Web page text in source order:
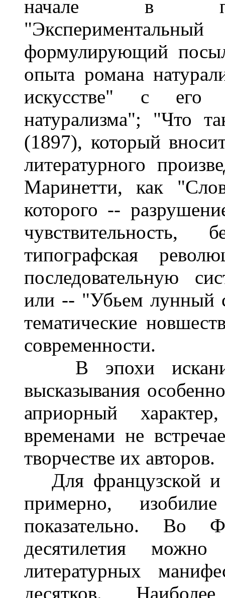
начале в
формулирующий
опыта романа
искусстве" с его
натурализма"; "Что
(1897), который
литературного
Маринетти, как
которого --
чувствительность,
типографская
последовательную
или -- "Убьем лунный
тематические
современности.
В эпохи исканий
высказывания
априорный
временами не
творчестве их авторов.
Для французской и
примерно,
показательно. Во
десятилетия можно
литературных
десятков.